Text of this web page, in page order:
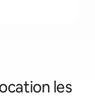
les